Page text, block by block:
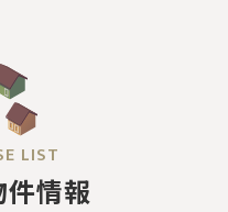
LIST
情報